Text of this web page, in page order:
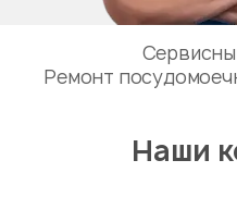
Ремонт
Наши